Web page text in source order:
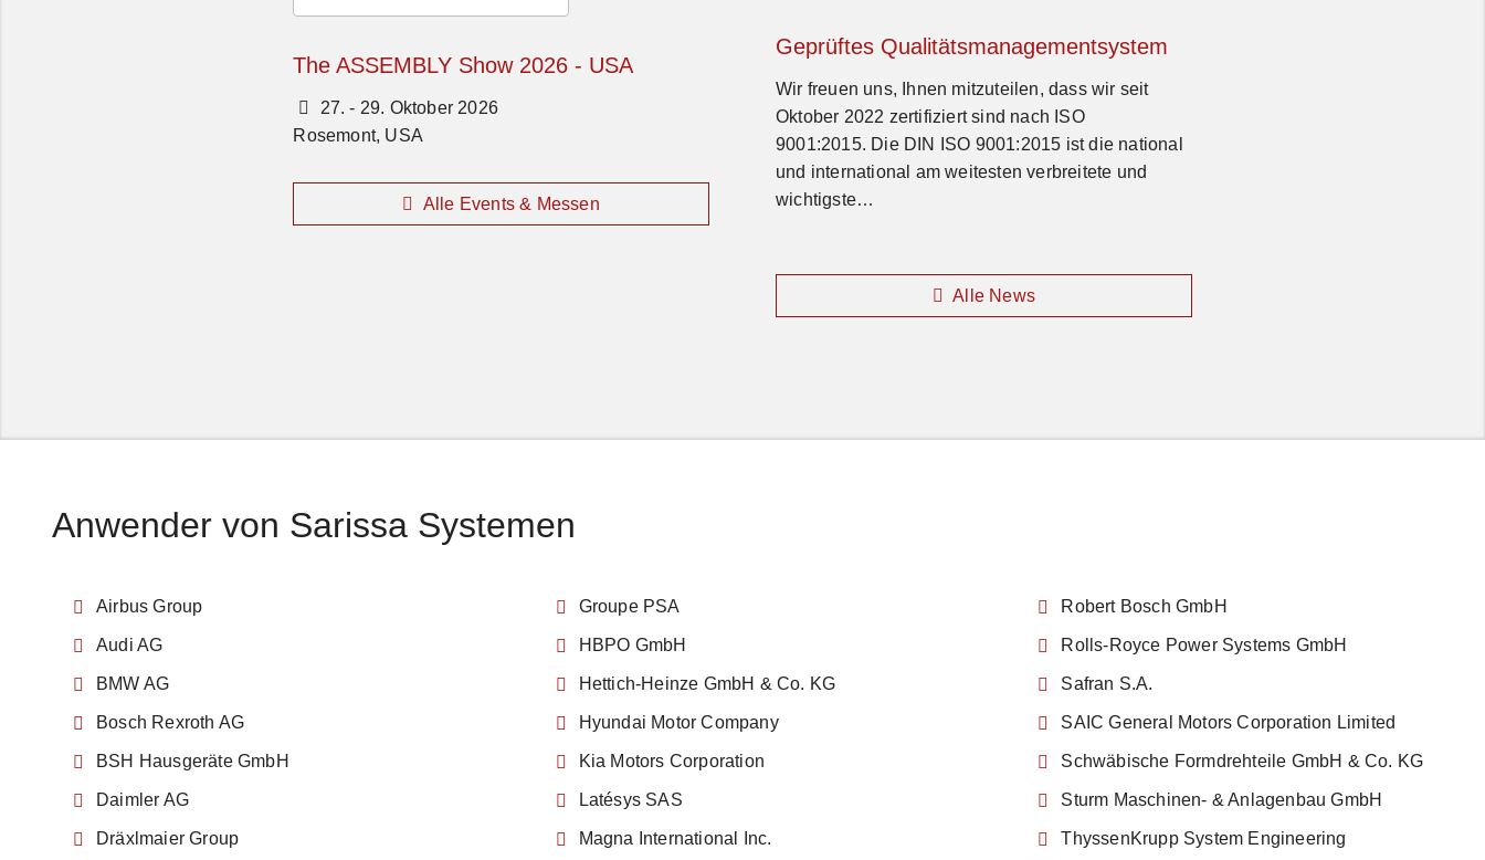
The ASSEMBLY Show 2026 - USA
27. - 29. Oktober 2026
Rosemont, USA
Alle Events & Messen
Geprüftes Qualitätsmanagementsystem
Wir freuen uns, Ihnen mitzuteilen, dass wir seit
Oktober 2022 zertifiziert sind nach ISO
9001:2015. Die DIN ISO 9001:2015 ist die national
und international am weitesten verbreitete und
wichtigste…
Alle News
Anwender von Sarissa Systemen
Airbus Group
Audi AG
BMW AG
Bosch Rexroth AG
BSH Hausgeräte GmbH
Daimler AG
Dräxlmaier Group
Groupe PSA
HBPO GmbH
Hettich-Heinze GmbH & Co. KG
Hyundai Motor Company
Kia Motors Corporation
Latésys SAS
Magna International Inc.
Robert Bosch GmbH
Rolls-Royce Power Systems GmbH
Safran S.A.
SAIC General Motors Corporation Limited
Schwäbische Formdrehteile GmbH & Co. KG
Sturm Maschinen- & Anlagenbau GmbH
ThyssenKrupp System Engineering